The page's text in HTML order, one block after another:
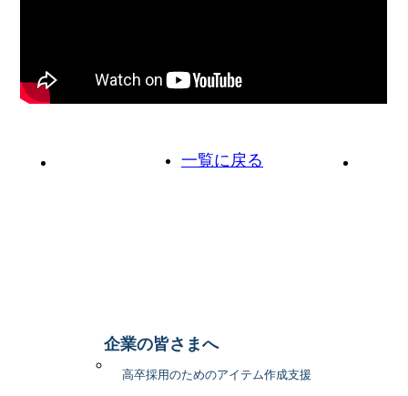
一覧に戻る
企業の皆さまへ
高卒採用のためのアイテム作成支援